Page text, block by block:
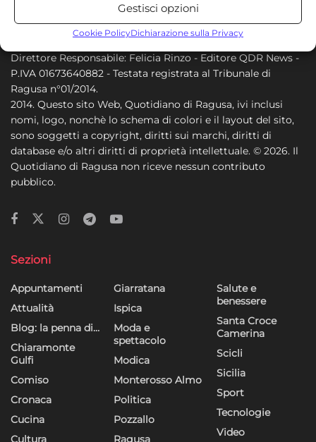
Archiviare informazioni su dispositivo e/o accedervi, Misurare le
prestazioni degli annunci, Misurare le prestazioni dei contenuti,
combinazione di dati provenienti da fonti diverse.
Marketing
Archiviare informazioni su dispositivo e/o accedervi, Utilizzare
dati limitati per la selezione della pubblicità, Creare profili per la
pubblicità personalizzata, Utilizzare profili per la selezione di
pubblicità personalizzata, Creare profili per la personalizzazione
dei contenuti, Utilizzare profili per la selezione di contenuti
limitati per la selezione dei contenuti.
fonti di dati, Collegare diversi dispositivi,
Identificare i dispositivi in base alle informazioni
Utilizzare dati di geolocalizzazione precisi,
Riconoscere i dispositivi in base a informazioni
richieste attivamente.
Garantire la sicurezza, prevenire e
rilevare frodi, correggere errori, Erogare
Gestisci opzioni
Cookie PolicyDichiarazione sulla Privacy
Direttore Responsabile: Felicia Rinzo - Editore QDR News -
P.IVA 01673640882 - Testata registrata al Tribunale di
Ragusa n°01/2014.
2014. Questo sito Web, Quotidiano di Ragusa, ivi inclusi
nomi, logo, nonchè lo schema di colori e il layout del sito,
sono soggetti a copyright, diritti sui marchi, diritti di
database e/o altri diritti di proprietà intellettuale. © 2026. Il
Quotidiano di Ragusa non riceve nessun contributo
pubblico.
Sezioni
Appuntamenti
Attualità
Blog: la penna di…
Chiaramonte
Gulfi
Comiso
Cronaca
Cucina
Cultura
Giarratana
Ispica
Moda e
spettacolo
Modica
Monterosso Almo
Politica
Pozzallo
Ragusa
Salute e
benessere
Santa Croce
Camerina
Scicli
Sicilia
Sport
Tecnologie
Video